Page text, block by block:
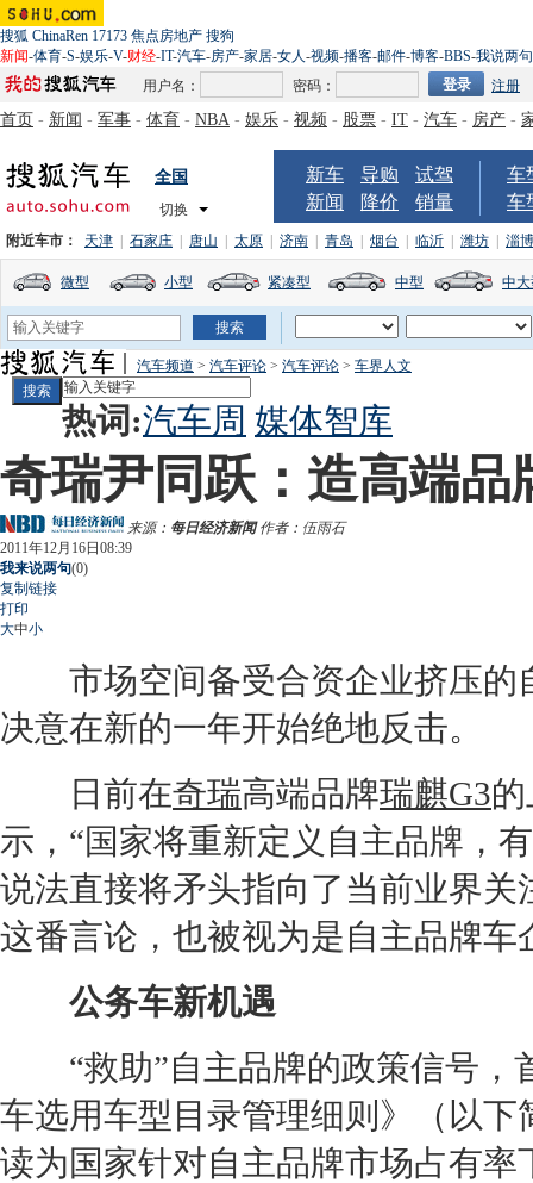
搜狐 ChinaRen 17173 焦点房地产 搜狗
新闻-体育-S-娱乐-V-财经-IT-汽车-房产-家居-女人-视频-播客-邮件-博客-BBS-我说两句
用户名：
密码： 注册
首页 - 新闻 - 军事 - 体育 - NBA - 娱乐 - 视频 - 股票 - IT - 汽车 - 房产 -
全国
切换
新车 导购
试驾
新闻
降价 销量
车
车
附近车市： 天津 石家庄 唐山 太原 济南 青岛 烟台 临沂 潍坊 淄博
微型 小型 紧凑型 中型 中
汽车频道 > 汽车评论 > 汽车评论 > 车界人文
热词:汽车周 媒体智库
奇瑞尹同跃：造高端品
来源： 每日经济新闻作者：伍雨石
2011年12月16日08:39
我来说两句(0)
复制链接
打印
大中小
市场空间备受合资企业挤压的
决意在新的一年开始绝地反击。
日前在奇瑞高端品牌瑞麒G3
示，“国家将重新定义自主品牌，
说法直接将矛头指向了当前业界
这番言论，也被视为是自主品牌
公务车新机遇
“救助”自主品牌的政策信号，
车选用车型目录管理细则》（以
读为国家针对自主品牌市场占有